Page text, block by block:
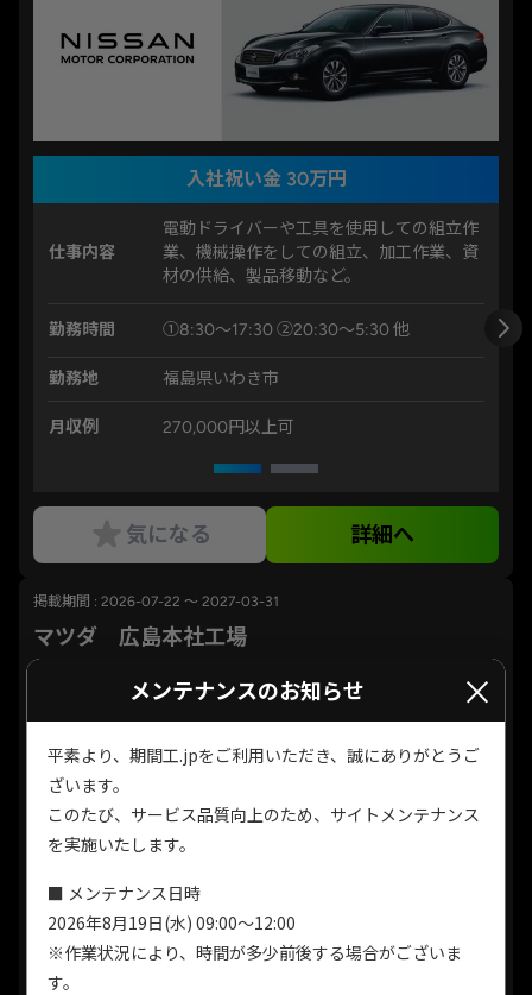
入社祝い金 30万円
仕事内容
電動ドライバーや工具を使用しての組立作
業、機械操作をしての組立、加工作業、資
材の供給、製品移動など。
勤務時間 ①8:30～17:30 ②20:30～5:30 他
勤務地 福島県いわき市
月収例 270,000円以上可
気になる 詳細へ
掲載期間 : 2026-07-22 ～ 2027-03-31
マツダ 広島本社工場
満了慰労金総額93.8万円
仕事内容
自動車製造における部品加工（鋳造、機械
加工、熱処理、プレス）、組立（エンジ
メンテナンスのお知らせ ×
平素より、期間工.jpをご利用いただき、誠にありがとうご
ざいます。
このたび、サービス品質向上のため、サイトメンテナンス
を実施いたします。
■ メンテナンス日時
2026年8月19日(水) 09:00～12:00
※作業状況により、時間が多少前後する場合がございま
す。